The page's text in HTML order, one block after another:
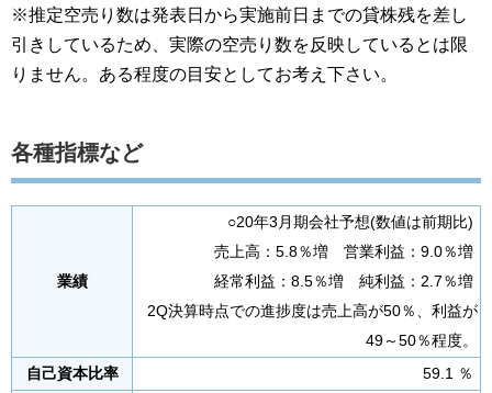
※推定空売り数は発表日から実施前日までの貸株残を差し
引きしているため、実際の空売り数を反映しているとは限
りません。ある程度の目安としてお考え下さい。
各種指標など
業績
○20年3月期会社予想(数値は前期比)
売上高：5.8％増 営業利益：9.0％増
経常利益：8.5％増 純利益：2.7％増
2Q決算時点での進捗度は売上高が50％、利益が
49～50％程度。
自己資本比率
59.1 ％